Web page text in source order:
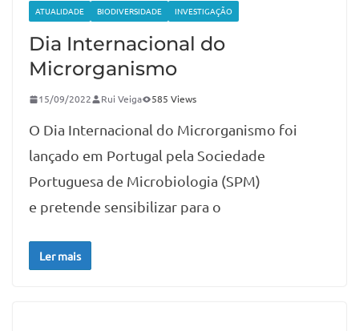
ATUALIDADE BIODIVERSIDADE INVESTIGAÇÃO
Dia Internacional do
Microrganismo
15/09/2022 Rui Veiga 585 Views
O Dia Internacional do Microrganismo foi
lançado em Portugal pela Sociedade
Portuguesa de Microbiologia (SPM)
e pretende sensibilizar para o
Ler mais